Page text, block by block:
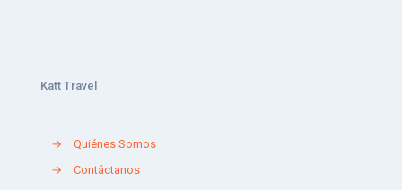
Katt Travel
→
Quiénes Somos
→
Contáctanos